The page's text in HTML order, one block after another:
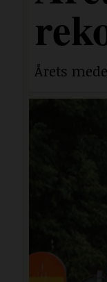
Årets